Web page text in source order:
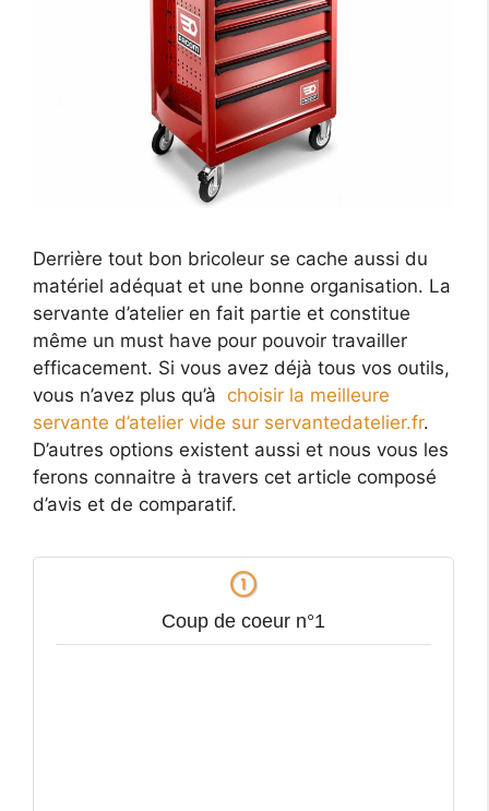
Derrière tout bon bricoleur se cache aussi du
matériel adéquat et une bonne organisation. La
servante d’atelier en fait partie et constitue
même un must have pour pouvoir travailler
efficacement. Si vous avez déjà tous vos outils,
vous n’avez plus qu’à choisir la meilleure
servante d’atelier vide sur servantedatelier.fr.
D’autres options existent aussi et nous vous les
ferons connaitre à travers cet article composé
d’avis et de comparatif.
Coup de coeur n°1